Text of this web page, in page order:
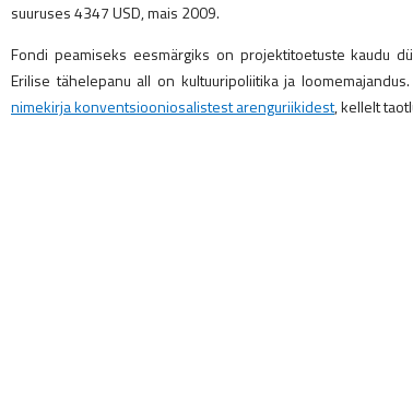
suuruses 4347 USD, mais 2009.
Fondi peamiseks eesmärgiks on projektitoetuste kaudu
Erilise tähelepanu all on kultuuripoliitika ja
nimekirja konventsiooniosalistest arenguriikidest, kellelt